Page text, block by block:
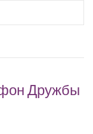
Дружбы